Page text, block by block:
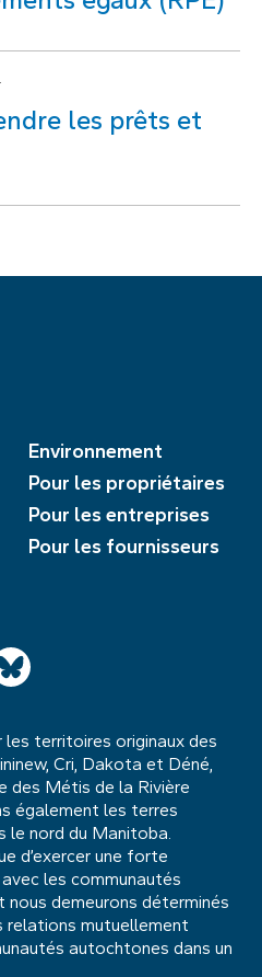
les prêts et
Environnement
Pour les propriétaires
Pour les entreprises
Pour les fournisseurs
territoires originaux des
Cri, Dakota et Déné,
des Métis de la Rivière
également les terres
le nord du Manitoba.
d’exercer une forte
les communautés
nous demeurons déterminés
relations mutuellement
autochtones dans un